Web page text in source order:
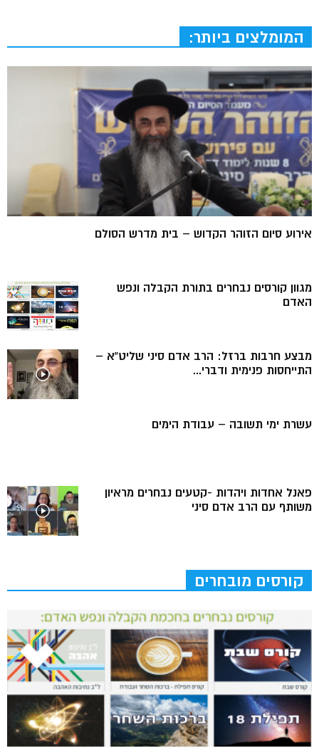
המומלצים ביותר:
אירוע סיום הזוהר הקדוש – בית מדרש הסולם
מגוון קורסים נבחרים בתורת הקבלה ונפש
האדם
מבצע חרבות ברזל: הרב אדם סיני שליט”א –
התייחסות פנימית ודברי...
עשרת ימי תשובה – עבודת הימים
פאנל אחדות ויהדות -קטעים נבחרים מראיון
משותף עם הרב אדם סיני
קורסים מובחרים